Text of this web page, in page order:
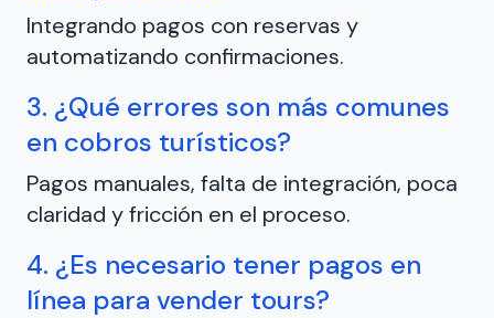
Integrando pagos con reservas y
automatizando confirmaciones.
3. ¿Qué errores son más comunes
en cobros turísticos?
Pagos manuales, falta de integración, poca
claridad y fricción en el proceso.
4. ¿Es necesario tener pagos en
línea para vender tours?